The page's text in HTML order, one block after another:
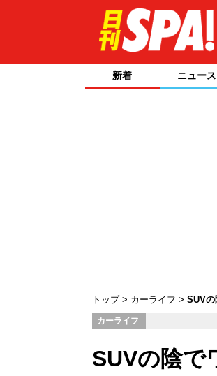
新着 ニュース
トップ カーライフ SUVの
カーライフ
SUVの陰で